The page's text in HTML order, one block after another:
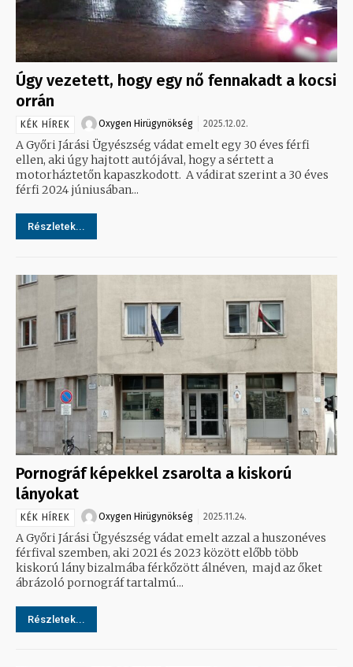
Úgy vezetett, hogy egy nő fennakadt a kocsi
orrán
KÉK HÍREK Oxygen Hirügynökség 2025.12.02.
A Győri Járási Ügyészség vádat emelt egy 30 éves férfi
ellen, aki úgy hajtott autójával, hogy a sértett a
motorháztetőn kapaszkodott. A vádirat szerint a 30 éves
férfi 2024 júniusában...
Részletek...
Pornográf képekkel zsarolta a kiskorú
lányokat
KÉK HÍREK Oxygen Hirügynökség 2025.11.24.
A Győri Járási Ügyészség vádat emelt azzal a huszonéves
férfival szemben, aki 2021 és 2023 között előbb több
kiskorú lány bizalmába férkőzött álnéven, majd az őket
ábrázoló pornográf tartalmú...
Részletek...